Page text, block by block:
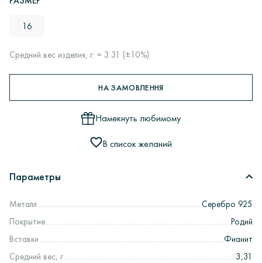
16
Средний вес изделия, г: ≈ 3.31 (±10%)
НА ЗАМОВЛЕННЯ
Намекнуть любимому
В список желаний
Параметры
Металл
Серебро 925
Покрытие
Родий
Вставки
Фианит
Средний вес, г
3,31